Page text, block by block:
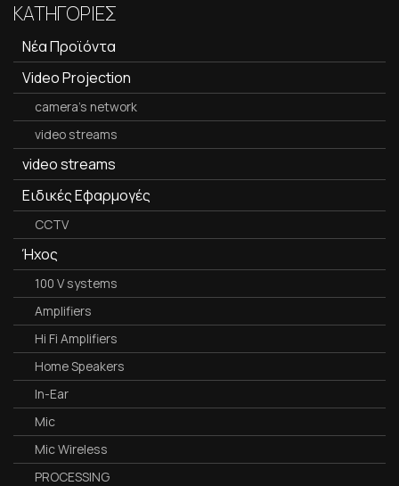
ΚΑΤΗΓΟΡΙΕΣ
Νέα Προϊόντα
Video Projection
camera's network
video streams
video streams
Ειδικές Εφαρμογές
CCTV
Ήχος
100 V systems
Amplifiers
Hi Fi Amplifiers
Home Speakers
In-Ear
Mic
Mic Wireless
PROCESSING